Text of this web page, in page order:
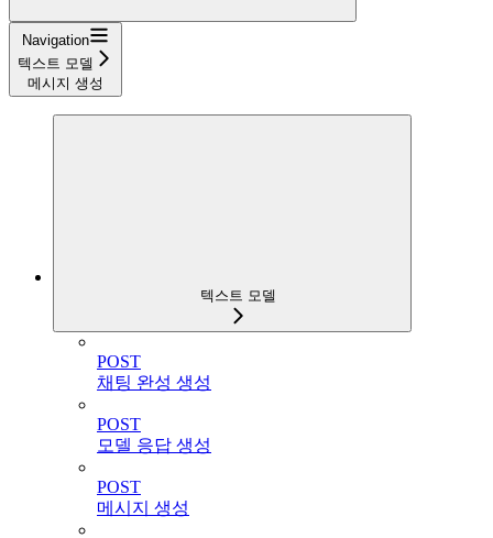
Navigation
텍스트 모델
메시지 생성
텍스트 모델
POST
채팅 완성 생성
POST
모델 응답 생성
POST
메시지 생성